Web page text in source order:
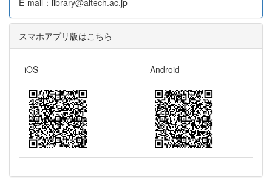
スマホアプリ版はこちら
iOS Android